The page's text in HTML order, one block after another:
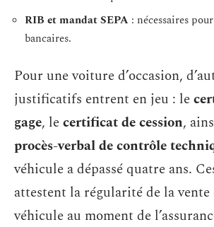
RIB et mandat SEPA : nécessaires
bancaires.
Pour une voiture d’occasion,
justificatifs entrent en jeu : le
gage, lecertificat de cession,
procès-verbal de contrôle
véhicule a dépassé quatre ans.
attestent la régularité de la vente
véhicule au moment de